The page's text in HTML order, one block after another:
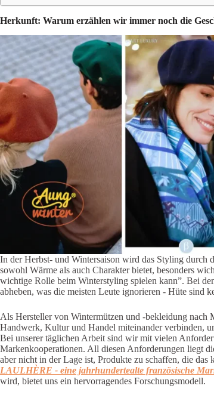
Herkunft: Warum erzählen wir immer noch die
In der Herbst- und Wintersaison wird das Styling durch
sowohl Wärme als auch Charakter bietet, besonders
wichtige Rolle beim Winterstyling spielen kann”. Bei
abheben, was die meisten Leute ignorieren - Hüte sind
Als Hersteller von Wintermützen und -bekleidung
Handwerk, Kultur und Handel miteinander verbinden,
Bei unserer täglichen Arbeit sind wir mit vielen
Markenkooperationen. All diesen Anforderungen liegt
aber nicht in der Lage ist, Produkte zu schaffen, die
LAULHÈRE - eine jahrhundertealte französische
wird, bietet uns ein hervorragendes Forschungsmodell.